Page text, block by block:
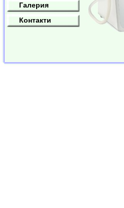
Галерия
Контакти